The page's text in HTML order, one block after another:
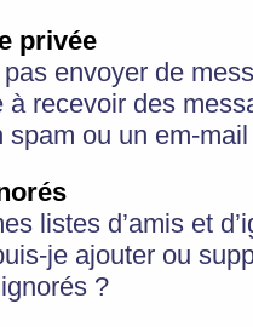
privée
envoyer de
à recevoir des
spam ou un em-
listes d’amis et
je ajouter ou
?